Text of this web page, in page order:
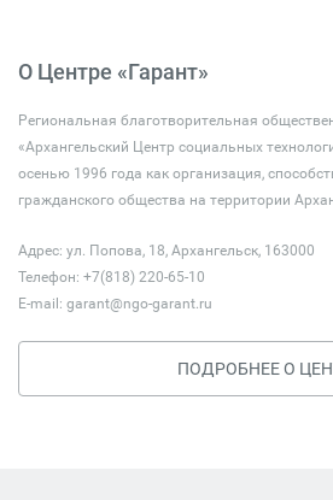
О Центре «Гарант»
Региональная благотворительная
«Архангельский Центр социальных
осенью 1996 года как организация,
гражданского общества на территории
Адрес: ул. Попова, 18, Архангельск, 163000
Телефон: +7(818) 220-65-10
E-mail: garant@ngo-garant.ru
ПОДРОБНЕЕ О